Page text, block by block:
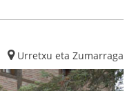
Urretxu eta Zumarraga